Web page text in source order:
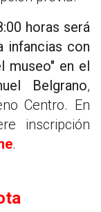
horas será
infancias con
museo" en el
Belgrano,
Centro. En
inscripción
.